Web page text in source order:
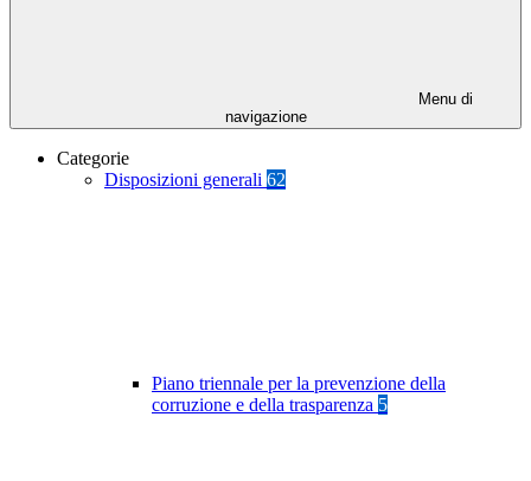
Menu di
navigazione
Categorie
Disposizioni generali 62
Piano triennale per la prevenzione della
corruzione e della trasparenza 5